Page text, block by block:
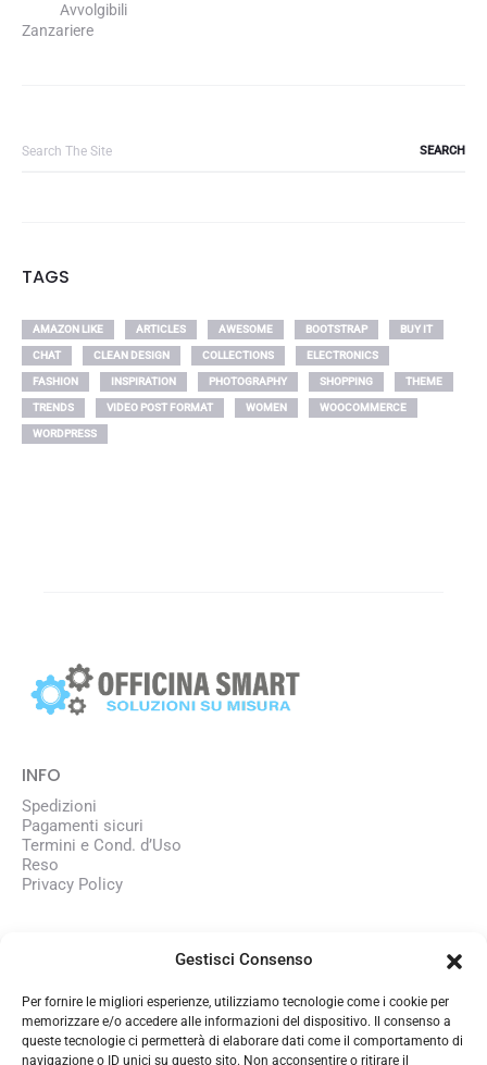
Gestisci Consenso
Per fornire le migliori esperienze, utilizziamo tecnologie come i cookie per
memorizzare e/o accedere alle informazioni del dispositivo. Il consenso a
queste tecnologie ci permetterà di elaborare dati come il comportamento di
navigazione o ID unici su questo sito. Non acconsentire o ritirare il
Avvolgibili
Zanzariere
for:
TAGS
AMAZON LIKE ARTICLES AWESOME BOOTSTRAP BUY IT
CHAT CLEAN DESIGN COLLECTIONS ELECTRONICS
FASHION INSPIRATION PHOTOGRAPHY SHOPPING THEME
TRENDS VIDEO POST FORMAT WOMEN WOOCOMMERCE
WORDPRESS
INFO
Spedizioni
Pagamenti sicuri
Termini e Cond. d’Uso
Reso
Privacy Policy
Lavora con noi